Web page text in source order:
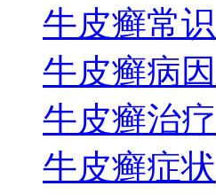
牛皮癣常识
牛皮癣病因
牛皮癣治疗
牛皮癣症状